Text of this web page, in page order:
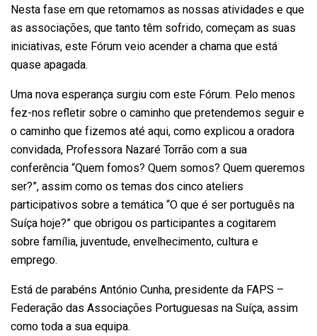
Nesta fase em que retomamos as nossas atividades e que
as associações, que tanto têm sofrido, começam as suas
iniciativas, este Fórum veio acender a chama que está
quase apagada.
Uma nova esperança surgiu com este Fórum. Pelo menos
fez-nos refletir sobre o caminho que pretendemos seguir e
o caminho que fizemos até aqui, como explicou a oradora
convidada, Professora Nazaré Torrão com a sua
conferência “Quem fomos? Quem somos? Quem queremos
ser?”, assim como os temas dos cinco ateliers
participativos sobre a temática “O que é ser português na
Suíça hoje?” que obrigou os participantes a cogitarem
sobre família, juventude, envelhecimento, cultura e
emprego.
Está de parabéns António Cunha, presidente da FAPS –
Federação das Associações Portuguesas na Suíça, assim
como toda a sua equipa.